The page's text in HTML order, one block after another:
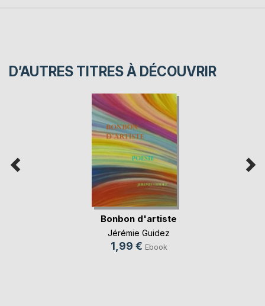
D’AUTRES TITRES À DÉCOUVRIR
Bonbon d'artiste
Jérémie Guidez
1,99 € Ebook